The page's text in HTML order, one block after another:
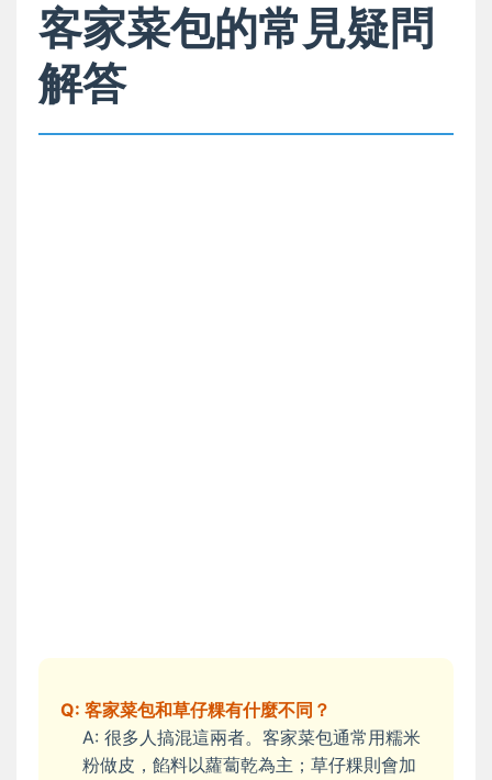
客家菜包的常見疑問
解答
Q: 客家菜包和草仔粿有什麼不同？
A: 很多人搞混這兩者。客家菜包通常用糯米
粉做皮，餡料以蘿蔔乾為主；草仔粿則會加